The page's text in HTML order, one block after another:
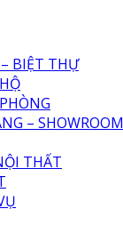
BIỆT THỰ
– SHOWROOM
THẤT